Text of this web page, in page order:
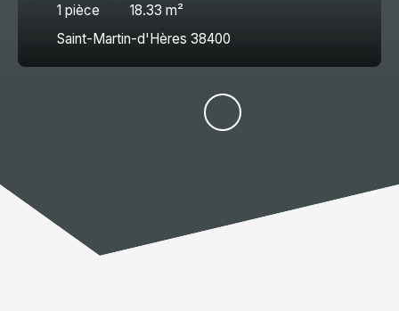
1 pièce 18.33 m²
Saint-Martin-d'Hères 38400